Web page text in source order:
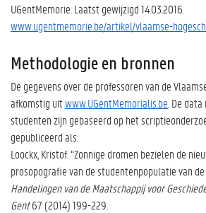
UGentMemorie. Laatst gewijzigd 14.03.2016.
www.ugentmemorie.be/artikel/vlaamse-
Methodologie en bronnen
De gegevens over de professoren van de
afkomstig uitwww.UGentMemorialis.be . De
studenten zijn gebaseerd op het
gepubliceerd als:
Loockx, Kristof. “Zonnige dromen bezielen de
prosopografie van de studentenpopulatie van de
Handelingen van de Maatschappij voor
Gent67 (2014) 199-229.